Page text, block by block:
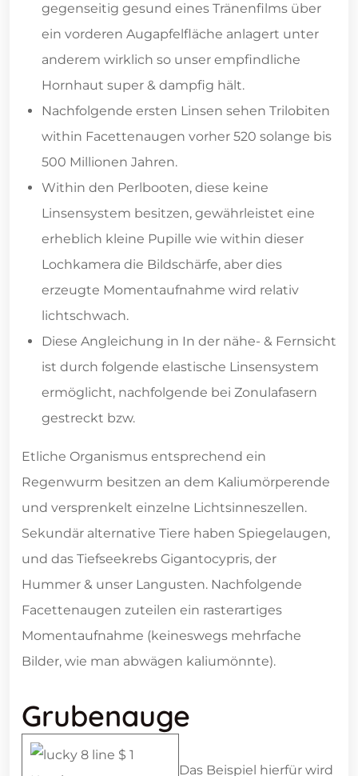
gegenseitig gesund eines Tränenfilms über
ein vorderen Augapfelfläche anlagert unter
anderem wirklich so unser empfindliche
Hornhaut super & dampfig hält.
Nachfolgende ersten Linsen sehen Trilobiten
within Facettenaugen vorher 520 solange bis
500 Millionen Jahren.
Within den Perlbooten, diese keine
Linsensystem besitzen, gewährleistet eine
erheblich kleine Pupille wie within dieser
Lochkamera die Bildschärfe, aber dies
erzeugte Momentaufnahme wird relativ
lichtschwach.
Diese Angleichung in In der nähe- & Fernsicht
ist durch folgende elastische Linsensystem
ermöglicht, nachfolgende bei Zonulafasern
gestreckt bzw.
Etliche Organismus entsprechend ein
Regenwurm besitzen an dem Kaliumörperende
und versprenkelt einzelne Lichtsinneszellen.
Sekundär alternative Tiere haben Spiegelaugen,
und das Tiefseekrebs Gigantocypris, der
Hummer & unser Langusten. Nachfolgende
Facettenaugen zuteilen ein rasterartiges
Momentaufnahme (keineswegs mehrfache
Bilder, wie man abwägen kaliumönnte).
Grubenauge
Das Beispiel hierfür wird